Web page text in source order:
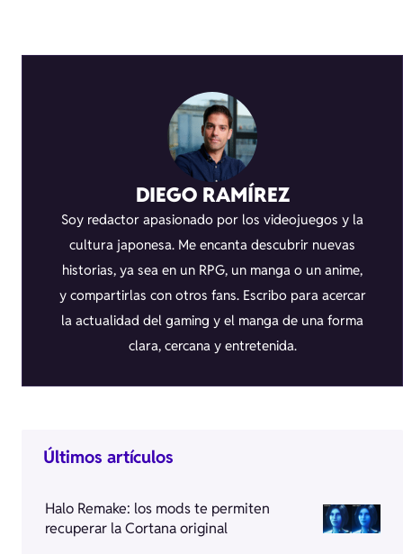
DIEGO RAMÍREZ
Soy redactor apasionado por los videojuegos y la
cultura japonesa. Me encanta descubrir nuevas
historias, ya sea en un RPG, un manga o un anime,
y compartirlas con otros fans. Escribo para acercar
la actualidad del gaming y el manga de una forma
clara, cercana y entretenida.
Últimos artículos
Halo Remake: los mods te permiten
recuperar la Cortana original